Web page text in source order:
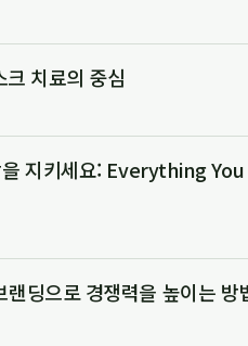
치료의 중심
을 지키세요: Everything You
딩으로 경쟁력을 높이는 방